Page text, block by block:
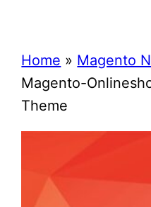
Home » Magento
Magento-
Theme